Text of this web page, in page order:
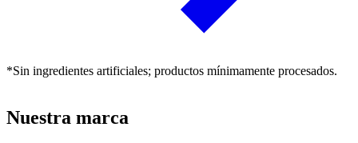
*Sin ingredientes artificiales; productos mínimamente procesados.
Nuestra marca